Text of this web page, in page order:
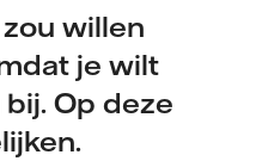
willen
je wilt
Op deze